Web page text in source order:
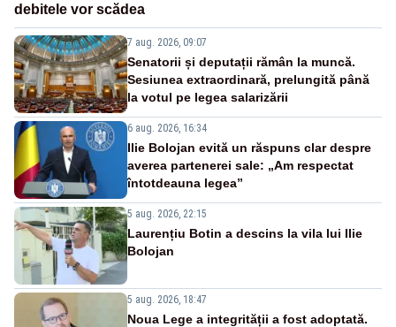
debitele vor scădea
7 aug. 2026, 09:07
Senatorii și deputații rămân la muncă.
Sesiunea extraordinară, prelungită până
la votul pe legea salarizării
6 aug. 2026, 16:34
Ilie Bolojan evită un răspuns clar despre
averea partenerei sale: „Am respectat
întotdeauna legea”
5 aug. 2026, 22:15
Laurențiu Botin a descins la vila lui Ilie
Bolojan
5 aug. 2026, 18:47
Noua Lege a integrității a fost adoptată.